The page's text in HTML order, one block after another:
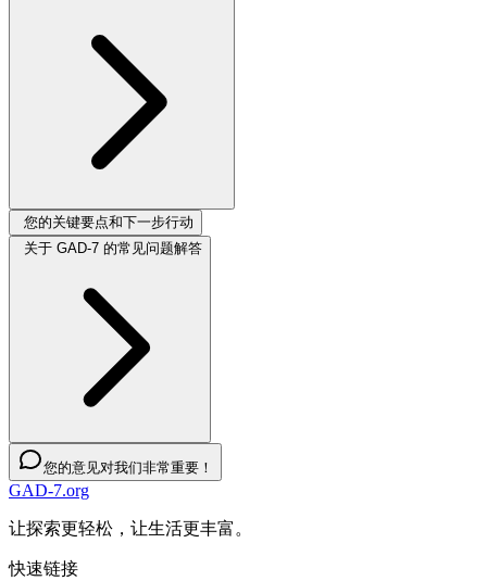
您的关键要点和下一步行动
关于 GAD-7 的常见问题解答
您的意见对我们非常重要！
GAD-7.org
让探索更轻松，让生活更丰富。
快速链接